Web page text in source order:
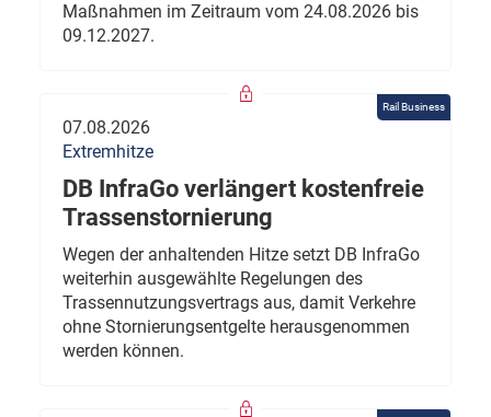
Maßnahmen im Zeitraum vom 24.08.2026 bis
09.12.2027.
Rail Business
07.08.2026
Extremhitze
DB InfraGo verlängert kostenfreie
Trassenstornierung
Wegen der anhaltenden Hitze setzt DB InfraGo
weiterhin ausgewählte Regelungen des
Trassennutzungsvertrags aus, damit Verkehre
ohne Stornierungsentgelte herausgenommen
werden können.